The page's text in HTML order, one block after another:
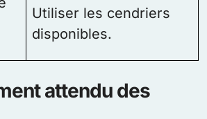
Utiliser les cendriers
disponibles.
attendu des